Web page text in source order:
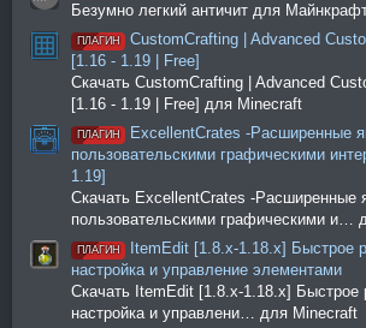
Ссылка скрыта,
Зарегистрируйтесь
Безумно легкий античит для
ПЛАГИН
CustomCrafting | Advanced
[1.16 - 1.19 | Free]
Скачать CustomCrafting | Advanced
[1.16 - 1.19 | Free] для Minecraft
ПЛАГИН
ExcellentCrates -Расширенные
пользовательскими графическими
1.19]
Скачать ExcellentCrates -Расширенные
пользовательскими графическими и…
ПЛАГИН
ItemEdit [1.8.x-1.18.x] Быстрое
настройка и управление элементами
Скачать ItemEdit [1.8.x-1.18.x] Быстрое
настройка и управлени… для Minecraft